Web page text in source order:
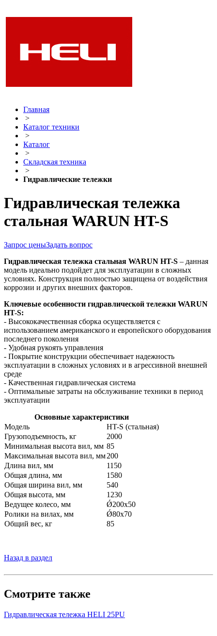
Главная
>
Каталог техники
>
Каталог
>
Складская техника
>
Гидравлические тележки
Гидравлическая тележка
стальная WARUN HT-S
Запрос ценыЗадать вопрос
Гидравлическая тележка стальная WARUN HT-S – данная
модель идеально подойдет для эксплуатации в сложных
условиях. Конструкция полностью защищена от воздействия
коррозии и других внешних факторов.
Ключевые особенности гидравлической тележки WARUN
HT-S:
- Высококачественная сборка осуществляется с
использованием американского и европейского оборудования
последнего поколения
- Удобная рукоять управления
- Покрытие конструкции обеспечивает надежность
эксплуатации в сложных условиях и в агрессивной внешней
среде
- Качественная гидравлическая система
- Оптимальные затраты на обслуживание техники в период
эксплуатации
Основные характеристики
Модель
HT-S (стальная)
Грузоподъемность, кг
2000
Минимальная высота вил, мм 85
Максимальная высота вил, мм200
Длина вил, мм
1150
Общая длина, мм
1580
Общая ширина вил, мм
540
Общая высота, мм
1230
Ведущее колесо, мм
Ǿ200х50
Ролики на вилах, мм
Ǿ80х70
Общий вес, кг
85
Назад в раздел
Смотрите также
Гидравлическая тележка HELI 25PU